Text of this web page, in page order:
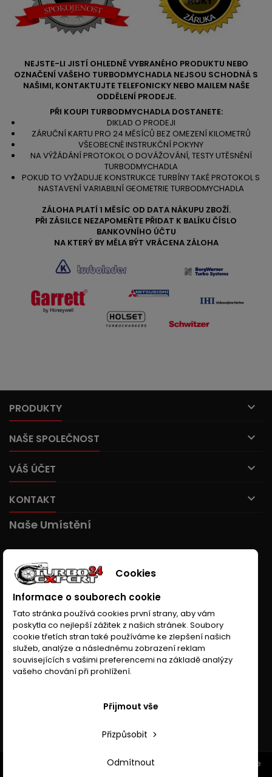
NEJSTE-LI JISTÍ OHLEDNĚ VYBRANÉHO PRODUKTU NEBO
OZNAČENÍ VAŠEHO TURBODMYCHADLA NEJSOU SCHODNÁ S
NAŠIMI, KONTAKTUJTE TELEFONICKY NEBO MAILEM NAŠE
ODDĚLENÍ PRODEJE.
PŘI KOUPI TURBODMYCHADLA DOSTANETE:
DIKLAD O PRODEJI
ZÁRUČNÍ KARTU PRO 24 MĚSÍCŮ BEZ OMEZENÍ KILOMETRŮ
VŠEOBECNÉ INSTRUKČNÍ POKYNY
NA VÝŽÁDÁNÍ PROTOKOL O DOVÁŽOVÁNÍ, TESTY UTĚSNĚNÍ
TURBODMYCHADLA
POKUD TO VYŽADUJE KONSTRUKCE TURBÍNY TAKÉ PROTOKOL S
NASTAVENÍ VARIABILNÍ GEOMETRIE TURBODMYCHADLA
ZÁLOHA PLATÍ 1 MĚSÍC OD DATA NÁKUPU ZBOŽÍ.
PŘI ZÁSILCE NEZAPOMEŇTE PŘIDAT K BALÍKU ČÍSLO
BANKOVNÍHO ÚČTU
NA KTERÝ BY MĚLA BÝT VRÁCENA ZÁLOHA
PRODUKTY 
NAŠE SPOLEČNOST 
VÁŠ ÚČET 
KONTAKT 
Naše Umístění
© Copyright 2026 Turboexpert24.cz. All Rights Reserved. Wykonanie
Cookies
Informace o souborech cookie
Tato stránka používá cookies první strany, aby vám
poskytla co nejlepší zážitek z našich stránek. Soubory
cookie třetích stran také používáme ke zlepšení našich
služeb, analýze a následnému zobrazení reklam
souvisejících s vašimi preferencemi na základě analýzy
vašeho chování při prohlížení.
Odmítnout
Přizpůsobit
Přijmout vše